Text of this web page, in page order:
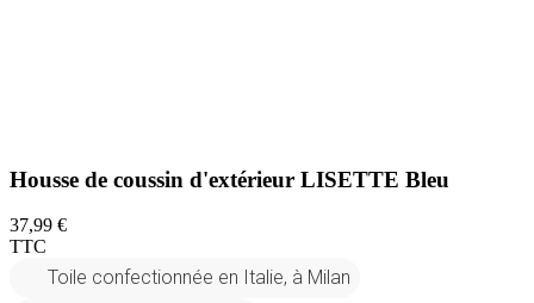
Housse de coussin d'extérieur LISETTE Bleu
37,99 €
TTC
Toile confectionnée en Italie, à Milan